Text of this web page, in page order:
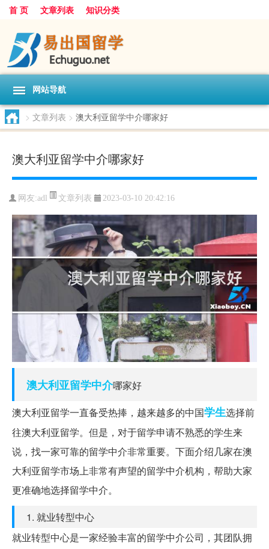
首 页 文章列表 知识分类
网站导航
> 文章列表 > 澳大利亚留学中介哪家好
澳大利亚留学中介哪家好
网友:adl 文章列表 2023-03-10 20:42:16
澳大利亚留学中介哪家好
澳大利亚留学一直备受热捧，越来越多的中国学生选择前
往澳大利亚留学。但是，对于留学申请不熟悉的学生来
说，找一家可靠的留学中介非常重要。下面介绍几家在澳
大利亚留学市场上非常有声望的留学中介机构，帮助大家
更准确地选择留学中介。
1. 就业转型中心
就业转型中心是一家经验丰富的留学中介公司，其团队拥